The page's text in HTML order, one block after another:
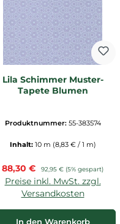
Lila Schimmer Muster-
Tapete Blumen
Produktnummer: 55-383574
Inhalt: 10 m (8,83 € / 1 m)
Verkaufspreis:
88,30 € Regulärer Preis:
92,95 € (5% gespart)
Preise inkl. MwSt. zzgl.
Versandkosten
In den Warenkorb